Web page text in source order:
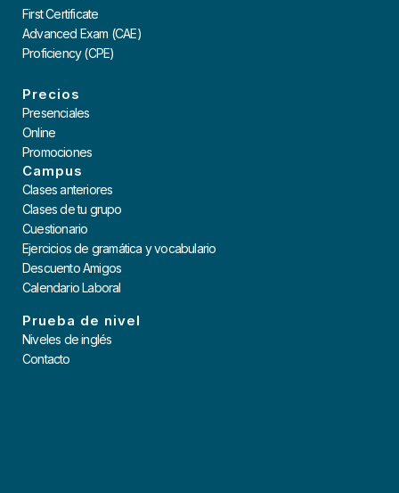
First Certificate
Advanced Exam (CAE)
Proficiency (CPE)
Precios
Presenciales
Online
Promociones
Campus
Clases anteriores
Clases de tu grupo
Cuestionario
Ejercicios de gramática y vocabulario
Descuento Amigos
Calendario Laboral
Prueba de nivel
Niveles de inglés
Contacto